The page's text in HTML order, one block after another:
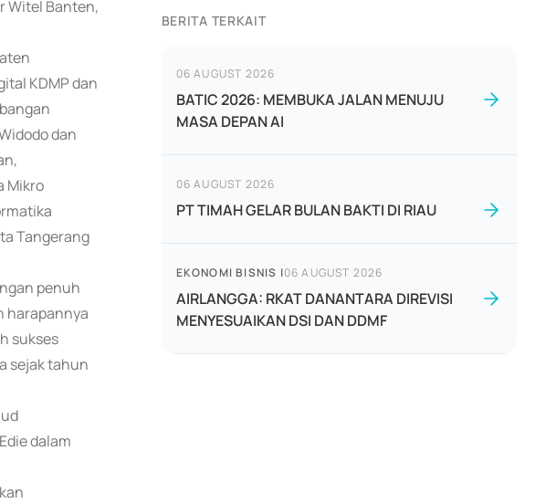
Witel Banten,
KDMP dan
dan
Mikro
Tangerang
penuh
harapannya
sukses
sejak tahun
dalam
BERITA TERKAIT
06 AUGUST 2026
BATIC 2026: MEMBUKA JALAN MENUJU
MASA DEPAN AI
06 AUGUST 2026
PT TIMAH GELAR BULAN BAKTI DI RIAU
EKONOMI BISNIS |06 AUGUST 2026
AIRLANGGA: RKAT DANANTARA DIREVISI
MENYESUAIKAN DSI DAN DDMF